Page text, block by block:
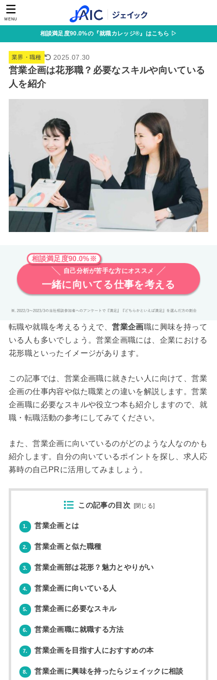
MENU
相談満足度90.0%の『就職カレッジ®』はこちら ▷
業界・職種 2025.07.30
営業企画は花形職？必要なスキルや向いている
人を紹介
相談満足度90.0%※
自己分析が苦手な方にオススメ
一緒に向いてる仕事を考える
転職や就職を考えるうえで、営業企画職に興味を持って
いる人も多いでしょう。営業企画職には、企業における
花形職といったイメージがあります。
この記事では、営業企画職に就きたい人に向けて、営業
企画の仕事内容や似た職業との違いを解説します。営業
企画職に必要なスキルや役立つ本も紹介しますので、就
職・転職活動の参考にしてみてください。
また、営業企画に向いているのがどのような人なのかも
紹介します。自分の向いているポイントを探し、求人応
募時の自己PRに活用してみましょう。
この記事の目次 [閉じる]
1. 営業企画とは
2. 営業企画と似た職種
3. 営業企画部は花形？魅力とやりがい
4. 営業企画に向いている人
5. 営業企画に必要なスキル
6. 営業企画職に就職する方法
7. 営業企画を目指す人におすすめの本
8. 営業企画に興味を持ったらジェイックに相談